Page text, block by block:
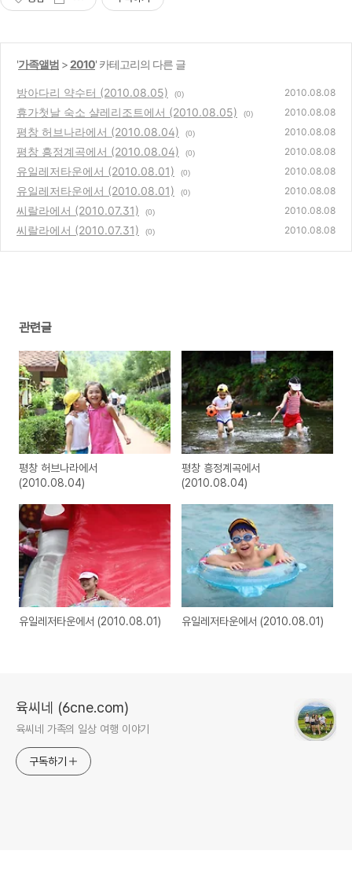
'가족앨범 >2010' 카테고리의 다른 글
방아다리 약수터 (2010.08.05) (0) 2010.08.08
휴가첫날 숙소 샬레리조트에서 (2010.08.05) (0) 2010.08.08
평창 허브나라에서 (2010.08.04) (0) 2010.08.08
평창 흥정계곡에서 (2010.08.04) (0) 2010.08.08
유일레저타운에서 (2010.08.01) (0) 2010.08.08
유일레저타운에서 (2010.08.01) (0) 2010.08.08
씨랄라에서 (2010.07.31) (0) 2010.08.08
씨랄라에서 (2010.07.31) (0) 2010.08.08
관련글
평창 허브나라에서
(2010.08.04)
평창 흥정계곡에서
(2010.08.04)
유일레저타운에서 (2010.08.01) 유일레저타운에서 (2010.08.01)
육씨네 (6cne.com)
육씨네 가족의 일상 여행 이야기
구독하기